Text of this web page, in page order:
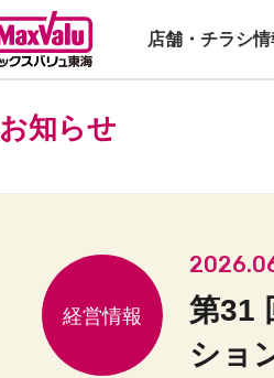
店舗・チラシ情
お知らせ
第31
ショ